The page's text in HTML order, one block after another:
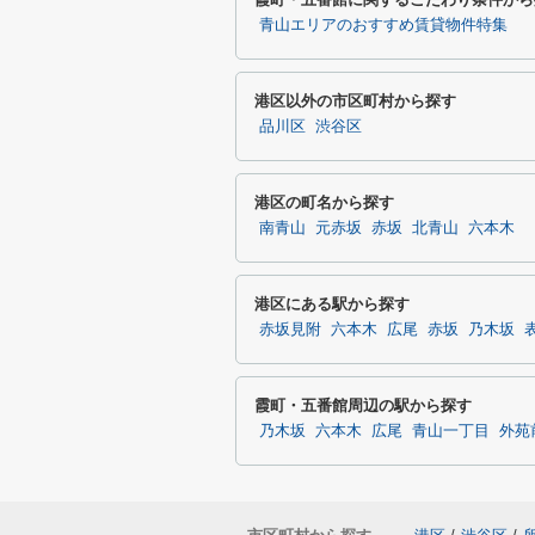
青山エリアのおすすめ賃貸物件特集
港区以外の市区町村から探す
品川区 渋谷区
港区の町名から探す
南青山 元赤坂 赤坂 北青山 六本木
港区にある駅から探す
赤坂見附 六本木 広尾 赤坂 乃木坂
霞町・五番館周辺の駅から探す
乃木坂 六本木 広尾 青山一丁目 外苑